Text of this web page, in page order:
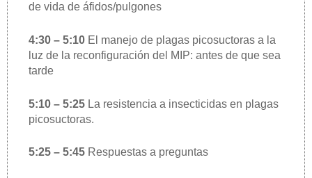
de vida de áfidos/pulgones
4:30 – 5:10 El manejo de plagas picosuctoras a la
luz de la reconfiguración del MIP: antes de que sea
tarde
5:10 – 5:25 La resistencia a insecticidas en plagas
picosuctoras.
5:25 – 5:45 Respuestas a preguntas